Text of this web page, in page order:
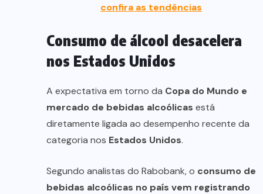
confira as tendências
Consumo de álcool desacelera
nos Estados Unidos
A expectativa em torno da Copa do Mundo e
mercado de bebidas alcoólicas está
diretamente ligada ao desempenho recente da
categoria nos Estados Unidos.
Segundo analistas do Rabobank, o consumo de
bebidas alcoólicas no país vem registrando